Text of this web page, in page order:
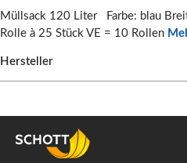
Müllsack 120 Liter Farbe: blau
Rolle à 25 Stück VE = 10 Rollen
Hersteller